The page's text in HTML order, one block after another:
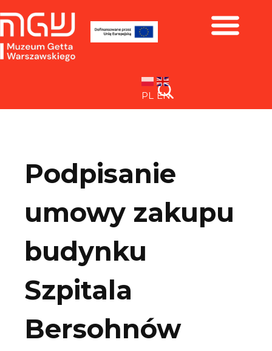
PL EN
Podpisanie
umowy zakupu
budynku
Szpitala
Bersohnów